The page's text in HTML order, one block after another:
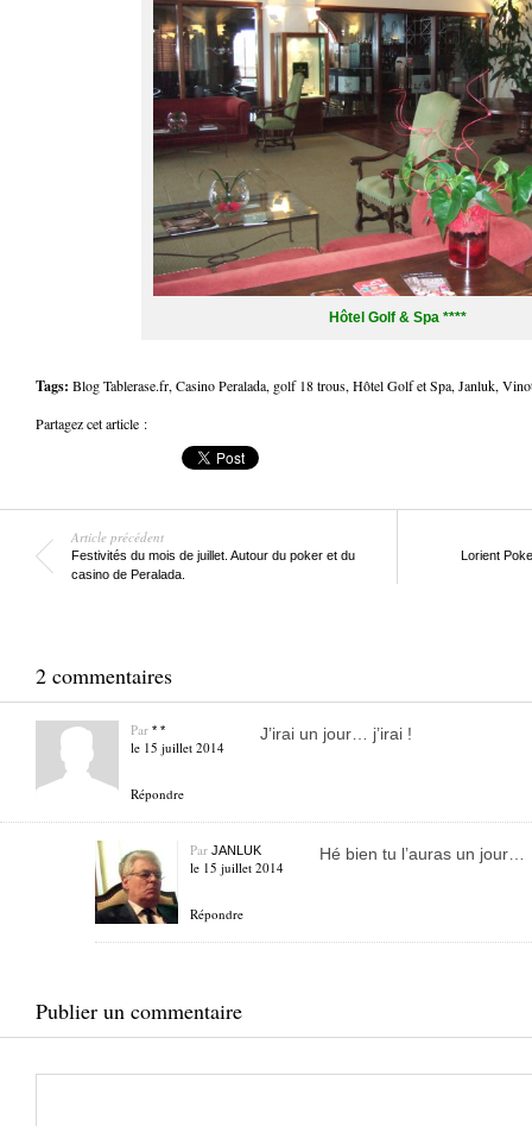
Hôtel Golf & Spa ****
Tags: Blog Tablerase.fr,Casino Peralada, golf 18 trous,Hôtel Golf et Spa,Janluk,
Partagez cet article :
Article précédent
Festivités du mois de juillet. Autour du poker et du
casino de Peralada.
Lorient
2 commentaires
Par * *
le 15 juillet 2014
Répondre
J’irai un jour… j’irai !
Par JANLUK
le 15 juillet 2014
Répondre
Hé bien tu l’auras un jour…
Publier un commentaire